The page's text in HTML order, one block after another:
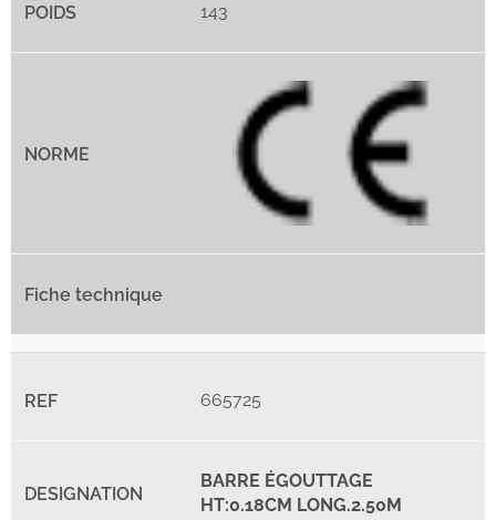
143
665725
BARRE ÉGOUTTAGE
HT:0.18CM LONG.2.50M